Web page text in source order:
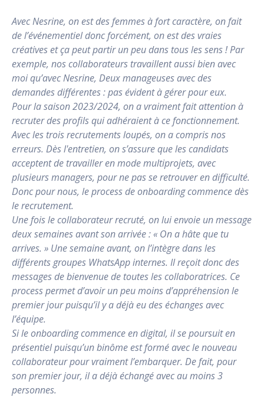
Avec Nesrine, on est des femmes à fort caractère, on fait
de l’événementiel donc forcément, on est des vraies
créatives et ça peut partir un peu dans tous les sens ! Par
exemple, nos collaborateurs travaillent aussi bien avec
moi qu’avec Nesrine, Deux manageuses avec des
demandes différentes : pas évident à gérer pour eux.
Pour la saison 2023/2024, on a vraiment fait attention à
recruter des profils qui adhéraient à ce fonctionnement.
Avec les trois recrutements loupés, on a compris nos
erreurs. Dès l'entretien, on s’assure que les candidats
acceptent de travailler en mode multiprojets, avec
plusieurs managers, pour ne pas se retrouver en difficulté.
Donc pour nous, le process de onboarding commence dès
le recrutement.
Une fois le collaborateur recruté, on lui envoie un message
deux semaines avant son arrivée : « On a hâte que tu
arrives. » Une semaine avant, on l’intègre dans les
différents groupes WhatsApp internes. Il reçoit donc des
messages de bienvenue de toutes les collaboratrices. Ce
process permet d’avoir un peu moins d’appréhension le
premier jour puisqu’il y a déjà eu des échanges avec
l’équipe.
Si le onboarding commence en digital, il se poursuit en
présentiel puisqu’un binôme est formé avec le nouveau
collaborateur pour vraiment l’embarquer. De fait, pour
son premier jour, il a déjà échangé avec au moins 3
personnes.